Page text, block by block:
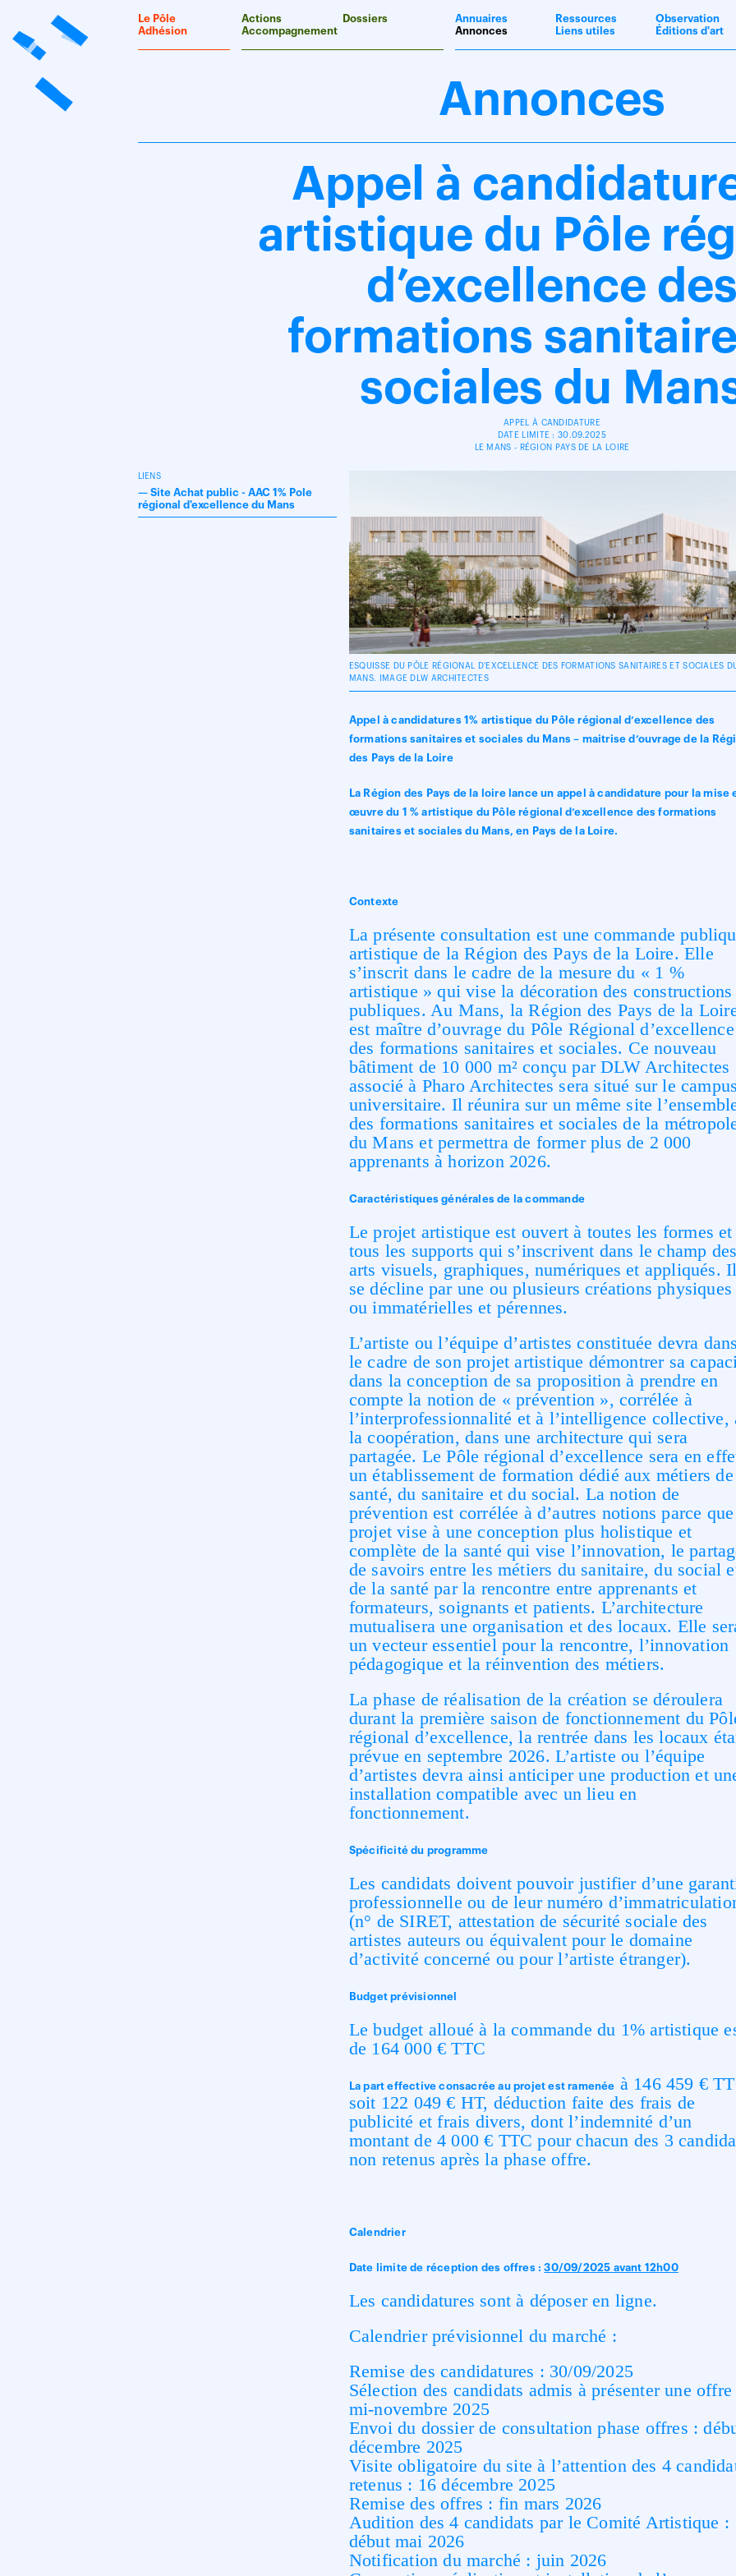
Le Pôle
Adhésion
Actions
Accompagnement
Dossiers
Annuaires
Annonces
Ressources
Liens utiles
Observation
Éditions d'art
Annonces
Appel à
artistique du Pôle
d’excellence des
formations
sociales du
APPEL À CANDIDATURE
DATE LIMITE : 30.09.2025
LE MANS - RÉGION PAYS DE LA LOIRE
ESQUISSE DU PÔLE RÉGIONAL D'EXCELLENCE DES FORMATIONS SANITAIRES ET SOCIALES
MANS. IMAGE DLW ARCHITECTES
Appel à candidatures 1% artistique du Pôle régional d’excellence des
formations sanitaires et sociales du Mans – maitrise d’ouvrage de la
des Pays de la Loire
La Région des Pays de la loire lance un appel à candidature pour la mise
œuvre du 1 % artistique du Pôle régional d’excellence des formations
sanitaires et sociales du Mans, en Pays de la Loire.
Contexte
La présente consultation est une commande
artistique de la Région des Pays de la Loire. Elle
s’inscrit dans le cadre de la mesure du « 1 %
artistique » qui vise la décoration des constructions
publiques. Au Mans, la Région des Pays de la
est maître d’ouvrage du Pôle Régional d’excellence
des formations sanitaires et sociales. Ce nouveau
bâtiment de 10 000 m² conçu par DLW Architectes
associé à Pharo Architectes sera situé sur le campus
universitaire. Il réunira sur un même site
des formations sanitaires et sociales de la
du Mans et permettra de former plus de 2 000
apprenants à horizon 2026.
Caractéristiques générales de la commande
Le projet artistique est ouvert à toutes les formes et
tous les supports qui s’inscrivent dans le champ des
arts visuels, graphiques, numériques et appliqués. Il
se décline par une ou plusieurs créations physiques
ou immatérielles et pérennes.
L’artiste ou l’équipe d’artistes constituée devra dans
le cadre de son projet artistique démontrer sa
dans la conception de sa proposition à prendre en
compte la notion de « prévention », corrélée à
l’interprofessionnalité et à l’intelligence collective,
la coopération, dans une architecture qui sera
partagée. Le Pôle régional d’excellence sera en
un établissement de formation dédié aux métiers
santé, du sanitaire et du social. La notion de
prévention est corrélée à d’autres notions parce
projet vise à une conception plus holistique et
complète de la santé qui vise l’innovation, le
de savoirs entre les métiers du sanitaire, du social
de la santé par la rencontre entre apprenants et
formateurs, soignants et patients. L’architecture
mutualisera une organisation et des locaux. Elle
un vecteur essentiel pour la rencontre, l’innovation
pédagogique et la réinvention des métiers.
La phase de réalisation de la création se déroulera
durant la première saison de fonctionnement du
régional d’excellence, la rentrée dans les locaux
prévue en septembre 2026. L’artiste ou l’équipe
d’artistes devra ainsi anticiper une production et
installation compatible avec un lieu en
fonctionnement.
Spécificité du programme
Les candidats doivent pouvoir justifier d’une
professionnelle ou de leur numéro
(n° de SIRET, attestation de sécurité sociale des
artistes auteurs ou équivalent pour le domaine
d’activité concerné ou pour l’artiste étranger).
Budget prévisionnel
Le budget alloué à la commande du 1% artistique
de 164 000 € TTC
La part effective consacrée au projet est ramenée à 146 459 €
soit 122 049 € HT, déduction faite des frais de
publicité et frais divers, dont l’indemnité d’un
montant de 4 000 € TTC pour chacun des 3
non retenus après la phase offre.
Calendrier
Date limite de réception des offres :30/09/2025 avant 12h00
Les candidatures sont à déposer en ligne.
Calendrier prévisionnel du marché :
Remise des candidatures : 30/09/2025
Sélection des candidats admis à présenter une offre
mi-novembre 2025
Envoi du dossier de consultation phase offres :
décembre 2025
Visite obligatoire du site à l’attention des 4
retenus : 16 décembre 2025
Remise des offres : fin mars 2026
Audition des 4 candidats par le Comité Artistique :
début mai 2026
Notification du marché : juin 2026
LIENS
— Site Achat public - AAC 1% Pole
régional d'excellence du Mans